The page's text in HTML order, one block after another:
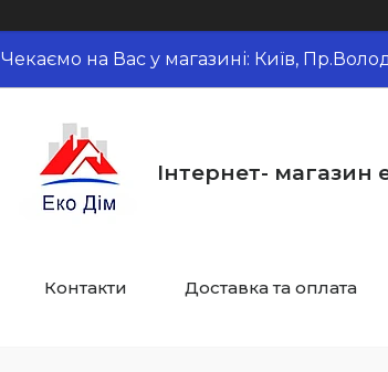
Чекаємо на Вас у магазині: Київ,
Інтернет- магазин
Контакти Доставка та оплата